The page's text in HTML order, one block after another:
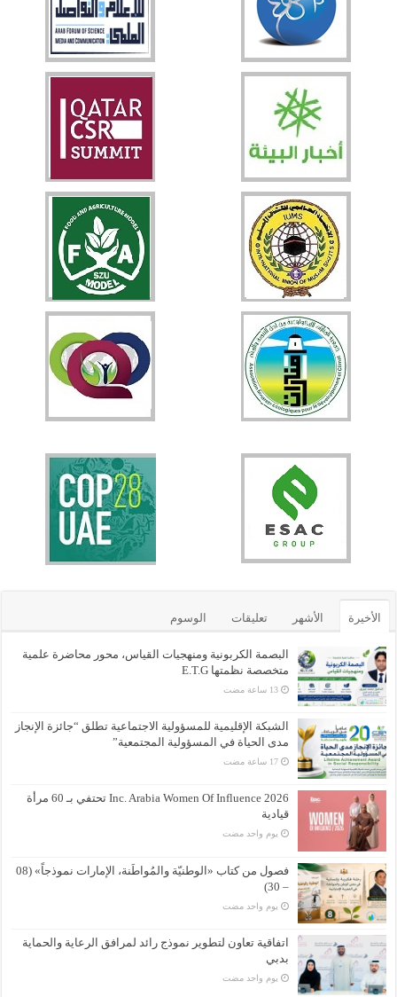
الأخيرة الأشهر تعليقات الوسوم
البصمة الكربونية ومنهجيات القياس، محور محاضرة علمية
متخصصة نظمتها E.T.G
الشبكة الإقليمية للمسؤولية الاجتماعية تطلق “جائزة الإنجاز
مدى الحياة في المسؤولية المجتمعية”
Inc. Arabia Women Of Influence 2026 تحتفي بـ 60 مرأة
قيادية
‏يوم واحد مضت
فصول من كتاب «الوطنيّة والمُواطَنة، الإمارات نموذجاً» (08
– 30)
‏يوم واحد مضت
اتفاقية تعاون لتطوير نموذج رائد لمرافق الرعاية والحماية
بدبي
‏يوم واحد مضت